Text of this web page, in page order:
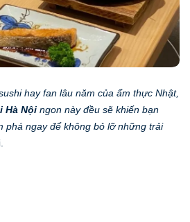
hay fan lâu năm của ẩm thực Nhật,
Hà Nội ngon này đều sẽ khiến bạn
phá ngay để không bỏ lỡ những trải